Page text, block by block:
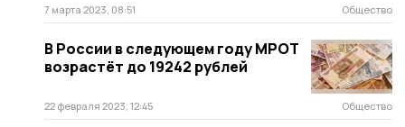
7 марта 2023, 08:51 Общество
В России в следующем году МРОТ
возрастёт до 19242 рублей
22 февраля 2023, 12:45 Общество